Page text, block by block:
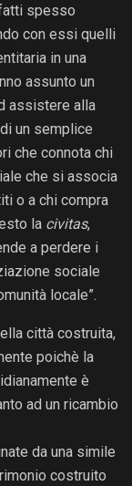
spesso
con essi quelli
in una
assunto un
assistere alla
un semplice
che connota chi
che si associa
o a chi compra
la civitas,
a perdere i
sociale
locale”.
città costruita,
poichè la
è
ad un ricambio
da una simile
costruito